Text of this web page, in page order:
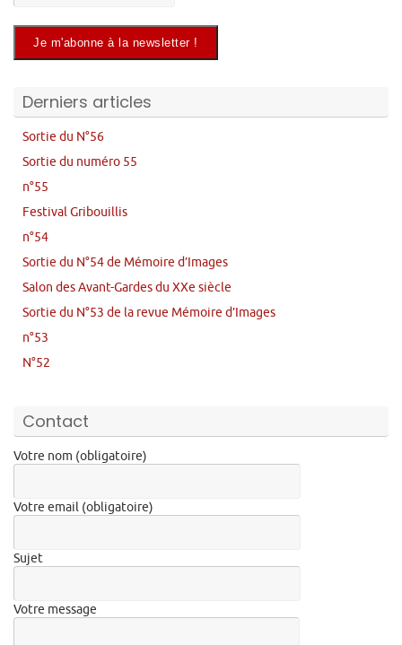
Derniers articles
Sortie du N°56
Sortie du numéro 55
n°55
Festival Gribouillis
n°54
Sortie du N°54 de Mémoire d’Images
Salon des Avant-Gardes du XXe siècle
Sortie du N°53 de la revue Mémoire d’Images
n°53
N°52
Contact
Votre nom (obligatoire)
Votre email (obligatoire)
Sujet
Votre message